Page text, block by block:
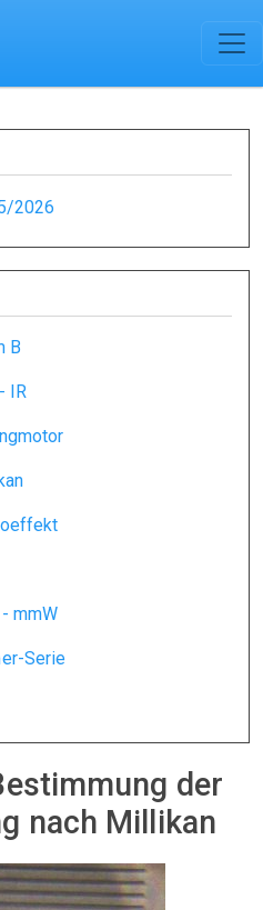
der
nach Millikan
2026
B
IR
mmW
Serie